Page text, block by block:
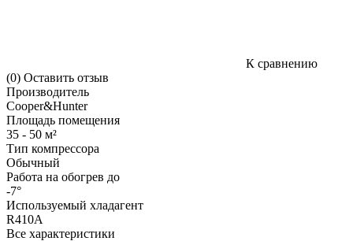
К сравнению
(0) Оставить отзыв
Производитель
Cooper&Hunter
Площадь помещения
35 - 50 м²
Тип компрессора
Обычный
Работа на обогрев до
-7°
Используемый хладагент
R410A
Все характеристики